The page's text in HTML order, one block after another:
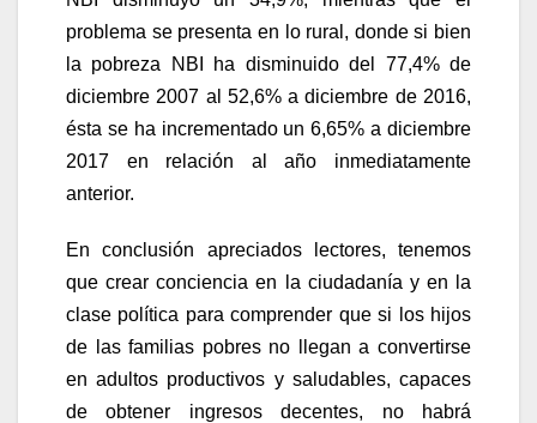
problema se presenta en lo rural, donde si bien
la pobreza NBI ha disminuido del 77,4% de
diciembre 2007 al 52,6% a diciembre de 2016,
ésta se ha incrementado un 6,65% a diciembre
2017 en relación al año inmediatamente
anterior.
En conclusión apreciados lectores, tenemos
que crear conciencia en la ciudadanía y en la
clase política para comprender que si los hijos
de las familias pobres no llegan a convertirse
en adultos productivos y saludables, capaces
de obtener ingresos decentes, no habrá